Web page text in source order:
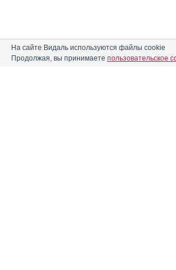
На сайте Видаль используются файлы cookie
Продолжая, вы принимаете пользовательское